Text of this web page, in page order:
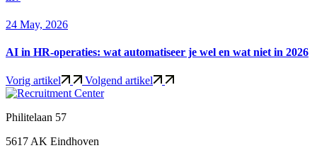
24 May, 2026
AI in HR-operaties: wat automatiseer je wel en wat niet in 2026
Vorig artikel Volgend artikel
Philitelaan 57
5617 AK Eindhoven